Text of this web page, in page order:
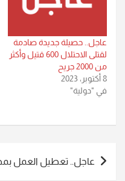
عاجل.. حصيلة جديدة صادمة
لقتلى الاحتلال 600 قتيل وأكثر
من 2000 جريح
8 أكتوبر، 2023
في "دولية"
تصفّح
المقالات
عاجل.. تعطيل العمل